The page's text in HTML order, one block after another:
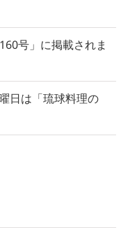
号」に掲載されま
日は「琉球料理の